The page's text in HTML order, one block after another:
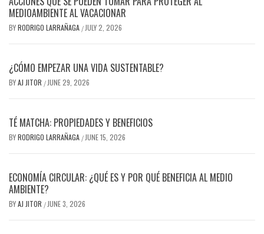
MEDIOAMBIENTE AL VACACIONAR
BYRODRIGO LARRAÑAGA / JULY 2, 2026
¿CÓMO EMPEZAR UNA VIDA SUSTENTABLE?
BYAJ JITOR / JUNE 29, 2026
TÉ MATCHA: PROPIEDADES Y BENEFICIOS
BYRODRIGO LARRAÑAGA / JUNE 15, 2026
ECONOMÍA CIRCULAR: ¿QUÉ ES Y POR QUÉ BENEFICIA AL MEDIO
AMBIENTE?
BYAJ JITOR / JUNE 3, 2026